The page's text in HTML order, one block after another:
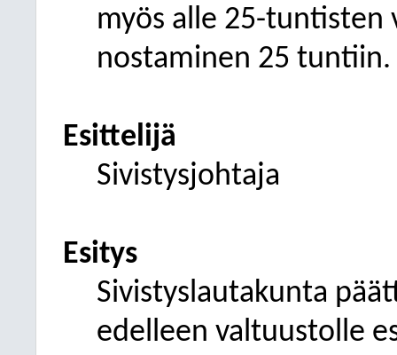
myös alle 25-tuntisten
nostaminen 25 tuntiin.
Esittelijä
Sivistysjohtaja
Esitys
Sivistyslautakunta
edelleen valtuustolle